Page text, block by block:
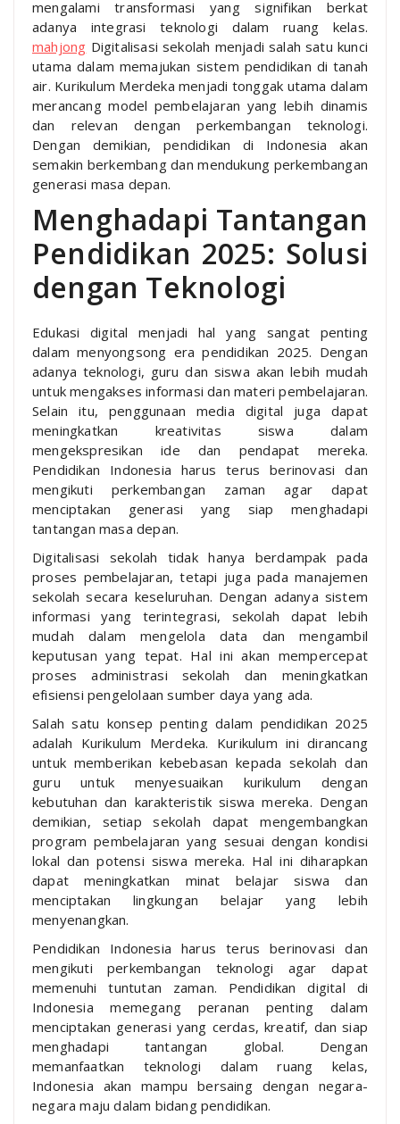
mengalami transformasi yang signifikan berkat
adanya integrasi teknologi dalam ruang kelas.
mahjong Digitalisasi sekolah menjadi salah satu kunci
utama dalam memajukan sistem pendidikan di tanah
air. Kurikulum Merdeka menjadi tonggak utama dalam
merancang model pembelajaran yang lebih dinamis
dan relevan dengan perkembangan teknologi.
Dengan demikian, pendidikan di Indonesia akan
semakin berkembang dan mendukung perkembangan
generasi masa depan.
Menghadapi Tantangan
Pendidikan 2025: Solusi
dengan Teknologi
Edukasi digital menjadi hal yang sangat penting
dalam menyongsong era pendidikan 2025. Dengan
adanya teknologi, guru dan siswa akan lebih mudah
untuk mengakses informasi dan materi pembelajaran.
Selain itu, penggunaan media digital juga dapat
meningkatkan kreativitas siswa dalam
mengekspresikan ide dan pendapat mereka.
Pendidikan Indonesia harus terus berinovasi dan
mengikuti perkembangan zaman agar dapat
menciptakan generasi yang siap menghadapi
tantangan masa depan.
Digitalisasi sekolah tidak hanya berdampak pada
proses pembelajaran, tetapi juga pada manajemen
sekolah secara keseluruhan. Dengan adanya sistem
informasi yang terintegrasi, sekolah dapat lebih
mudah dalam mengelola data dan mengambil
keputusan yang tepat. Hal ini akan mempercepat
proses administrasi sekolah dan meningkatkan
efisiensi pengelolaan sumber daya yang ada.
Salah satu konsep penting dalam pendidikan 2025
adalah Kurikulum Merdeka. Kurikulum ini dirancang
untuk memberikan kebebasan kepada sekolah dan
guru untuk menyesuaikan kurikulum dengan
kebutuhan dan karakteristik siswa mereka. Dengan
demikian, setiap sekolah dapat mengembangkan
program pembelajaran yang sesuai dengan kondisi
lokal dan potensi siswa mereka. Hal ini diharapkan
dapat meningkatkan minat belajar siswa dan
menciptakan lingkungan belajar yang lebih
menyenangkan.
Pendidikan Indonesia harus terus berinovasi dan
mengikuti perkembangan teknologi agar dapat
memenuhi tuntutan zaman. Pendidikan digital di
Indonesia memegang peranan penting dalam
menciptakan generasi yang cerdas, kreatif, dan siap
menghadapi tantangan global. Dengan
memanfaatkan teknologi dalam ruang kelas,
Indonesia akan mampu bersaing dengan negara-
negara maju dalam bidang pendidikan.